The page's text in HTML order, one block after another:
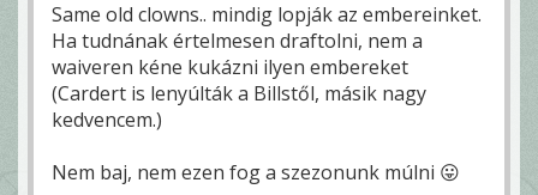
Same old clowns.. mindig lopják az embereinket.
Ha tudnának értelmesen draftolni, nem a
waiveren kéne kukázni ilyen embereket
(Cardert is lenyúlták a Billstől, másik nagy
kedvencem.)
Nem baj, nem ezen fog a szezonunk múlni 😛